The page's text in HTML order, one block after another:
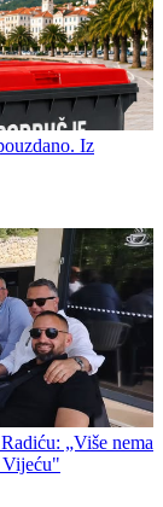
Iz
„Više nema
Vijeću"